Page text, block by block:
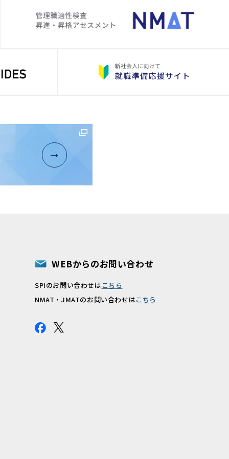
WEBからのお問い合わせ
SPIのお問い合わせは こちら
NMAT・JMATのお問い合わせはこちら